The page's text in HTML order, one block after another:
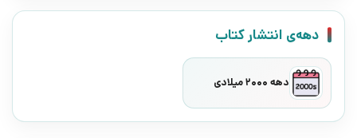
دهه‌ی انتشار کتاب
دهه 2000 میلادی